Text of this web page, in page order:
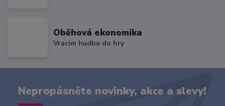
Oběhová ekonomika
Vracím hudbu do hry
Nepropásněte novinky, akce a slevy!